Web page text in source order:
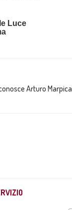
Luce
Arturo